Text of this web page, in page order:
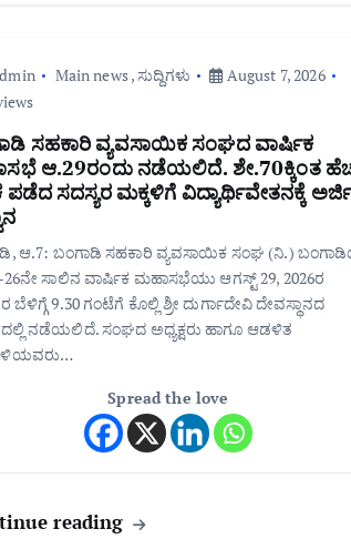
Main news,ಸುದ್ದಿಗಳು
August 7, 2026
ಸಹಕಾರಿ ವ್ಯವಸಾಯಿಕ ಸಂಘದ ವಾರ್ಷಿಕ
ಆ.29ರಂದು ನಡೆಯಲಿದೆ. ಶೇ.70ಕ್ಕಿಂತ
ಸದಸ್ಯರ ಮಕ್ಕಳಿಗೆ ವಿದ್ಯಾರ್ಥಿವೇತನಕ್ಕೆ ಅರ್ಜಿ
ಆ.7: ಬಂಗಾಡಿ ಸಹಕಾರಿ ವ್ಯವಸಾಯಿಕ ಸಂಘ (ನಿ.)
ಸಾಲಿನ ವಾರ್ಷಿಕ ಮಹಾಸಭೆಯು ಆಗಸ್ಟ್ 29, 2026ರ
ಬೆಳಿಗ್ಗೆ 9.30 ಗಂಟೆಗೆ ಕೊಲ್ಲಿ ಶ್ರೀ ದುರ್ಗಾದೇವಿ ದೇವಸ್ಥಾನದ
ನಡೆಯಲಿದೆ. ಸಂಘದ ಅಧ್ಯಕ್ಷರು ಹಾಗೂ ಆಡಳಿತ
Spread the love
reading